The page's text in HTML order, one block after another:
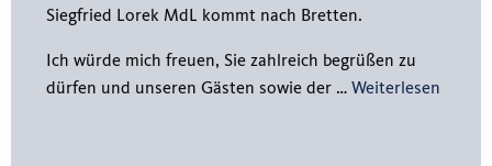
Siegfried Lorek MdL kommt nach Bretten.
Ich würde mich freuen, Sie zahlreich begrüßen zu
dürfen und unseren Gästen sowie der … Weiterlesen